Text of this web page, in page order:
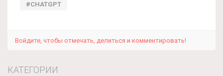
#CHATGPT
Войдите, чтобы отмечать, делиться и комментировать!
КАТЕГОРИИ